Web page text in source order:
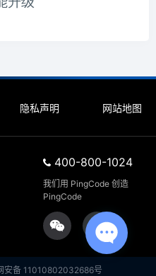
隐私声明 网站地图
400-800-1024
我们用 PingCode 创造
PingCode
安备 11010802032686号